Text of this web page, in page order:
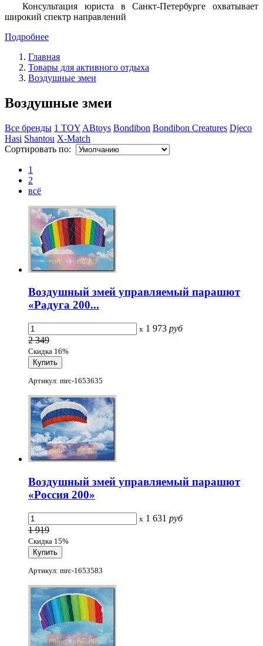
Консультация юриста в Санкт-Петербурге охватывает
широкий спектр направлений
Подробнее
Главная
Товары для активного отдыха
Воздушные змеи
Воздушные змеи
Все бренды 1 TOY ABtoys Bondibon Bondibon Creatures Djeco
Hasi Shantou X-Match
Сортировать по:
1
2
всё
Воздушный змей управляемый парашют
«Радуга 200...
x 1 973 руб
2 349
Скидка 16%
Артикул: mrc-1653635
Воздушный змей управляемый парашют
«Россия 200»
x 1 631 руб
1 919
Скидка 15%
Артикул: mrc-1653583